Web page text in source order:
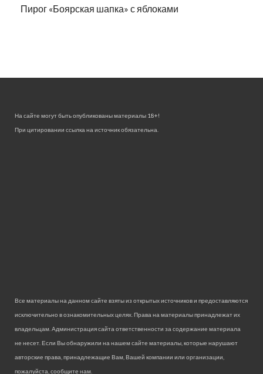
Пирог «Боярская шапка» с яблоками
На сайте могут быть опубликованы материалы 18+!
При цитировании ссылка на источник обязательна.
Все материалы на данном сайте взяты из открытых источников и предоставляются
исключительно в ознакомительных целях. Права на материалы принадлежат их
владельцам. Администрация сайта ответственности за содержание материала
не несет. Если Вы обнаружили на нашем сайте материалы, которые нарушают
авторские права, принадлежащие Вам, Вашей компании или организации,
пожалуйста, сообщите нам.